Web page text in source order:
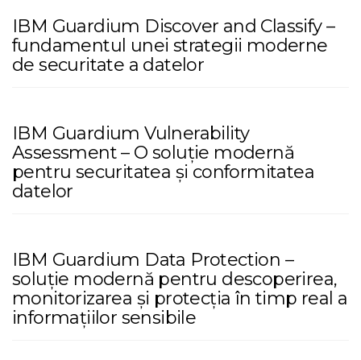
IBM Guardium Discover and Classify –
fundamentul unei strategii moderne
de securitate a datelor
IBM Guardium Vulnerability
Assessment – O soluție modernă
pentru securitatea și conformitatea
datelor
IBM Guardium Data Protection –
soluție modernă pentru descoperirea,
monitorizarea și protecția în timp real a
informațiilor sensibile